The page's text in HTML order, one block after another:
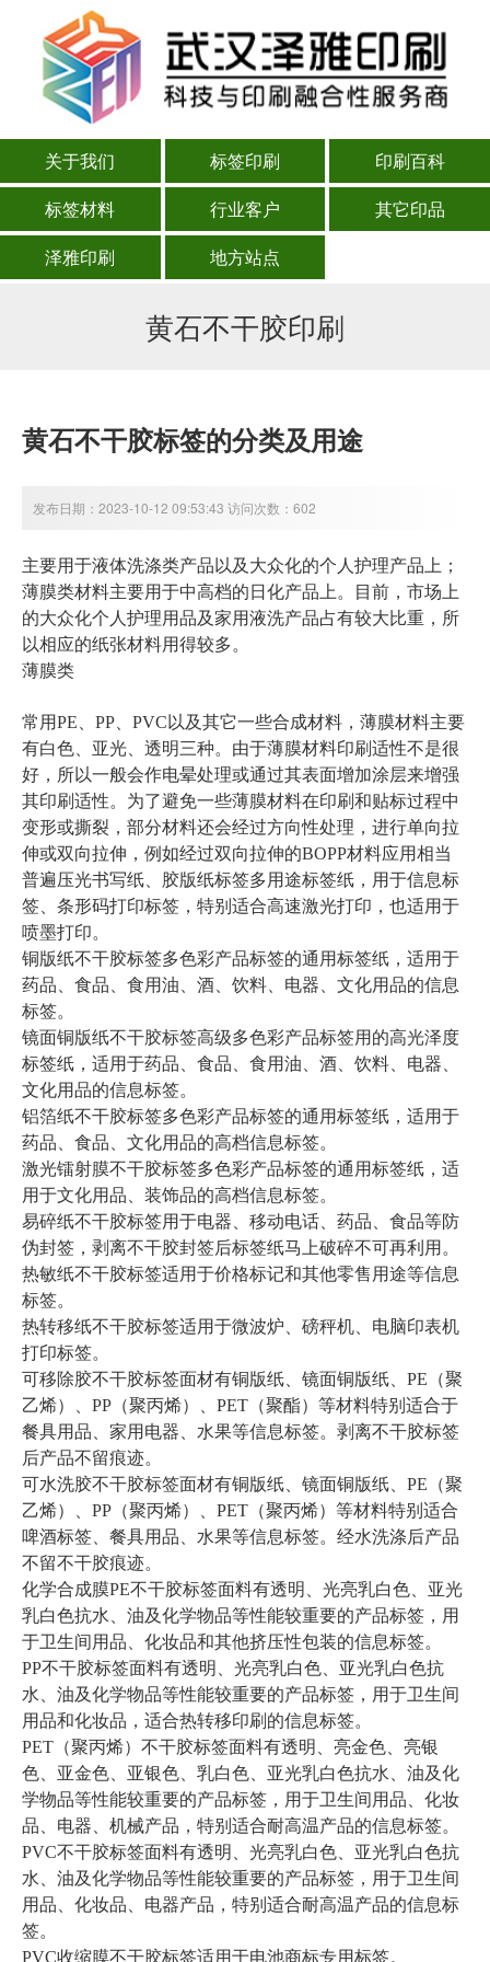
关于我们 标签印刷
印刷百科
标签材料
行业客户
其它印品
泽雅印刷
地方站点
黄石不干胶印刷
黄石不干胶标签的分类及用途
发布日期：2023-10-12 09:53:43 访问次数：602
主要用于液体洗涤类产品以及大众化的个人护理产品上；
薄膜类材料主要用于中高档的日化产品上。目前，市场上
的大众化个人护理用品及家用液洗产品占有较大比重，所
以相应的纸张材料用得较多。
薄膜类
常用PE、PP、PVC以及其它一些合成材料，薄膜材料主要
有白色、亚光、透明三种。由于薄膜材料印刷适性不是很
好，所以一般会作电晕处理或通过其表面增加涂层来增强
其印刷适性。为了避免一些薄膜材料在印刷和贴标过程中
变形或撕裂，部分材料还会经过方向性处理，进行单向拉
伸或双向拉伸，例如经过双向拉伸的BOPP材料应用相当
普遍压光书写纸、胶版纸标签多用途标签纸，用于信息标
签、条形码打印标签，特别适合高速激光打印，也适用于
喷墨打印。
铜版纸不干胶标签多色彩产品标签的通用标签纸，适用于
药品、食品、食用油、酒、饮料、电器、文化用品的信息
标签。
镜面铜版纸不干胶标签高级多色彩产品标签用的高光泽度
标签纸，适用于药品、食品、食用油、酒、饮料、电器、
文化用品的信息标签。
铝箔纸不干胶标签多色彩产品标签的通用标签纸，适用于
药品、食品、文化用品的高档信息标签。
激光镭射膜不干胶标签多色彩产品标签的通用标签纸，适
用于文化用品、装饰品的高档信息标签。
易碎纸不干胶标签用于电器、移动电话、药品、食品等防
伪封签，剥离不干胶封签后标签纸马上破碎不可再利用。
热敏纸不干胶标签适用于价格标记和其他零售用途等信息
标签。
热转移纸不干胶标签适用于微波炉、磅秤机、电脑印表机
打印标签。
可移除胶不干胶标签面材有铜版纸、镜面铜版纸、PE（聚
乙烯）、PP（聚丙烯）、PET（聚酯）等材料特别适合于
餐具用品、家用电器、水果等信息标签。剥离不干胶标签
后产品不留痕迹。
可水洗胶不干胶标签面材有铜版纸、镜面铜版纸、PE（聚
乙烯）、PP（聚丙烯）、PET（聚丙烯）等材料特别适合
啤酒标签、餐具用品、水果等信息标签。经水洗涤后产品
不留不干胶痕迹。
化学合成膜PE不干胶标签面料有透明、光亮乳白色、亚光
乳白色抗水、油及化学物品等性能较重要的产品标签，用
于卫生间用品、化妆品和其他挤压性包装的信息标签。
PP不干胶标签面料有透明、光亮乳白色、亚光乳白色抗
水、油及化学物品等性能较重要的产品标签，用于卫生间
用品和化妆品，适合热转移印刷的信息标签。
PET（聚丙烯）不干胶标签面料有透明、亮金色、亮银
色、亚金色、亚银色、乳白色、亚光乳白色抗水、油及化
学物品等性能较重要的产品标签，用于卫生间用品、化妆
品、电器、机械产品，特别适合耐高温产品的信息标签。
PVC不干胶标签面料有透明、光亮乳白色、亚光乳白色抗
水、油及化学物品等性能较重要的产品标签，用于卫生间
用品、化妆品、电器产品，特别适合耐高温产品的信息标
签。
PVC收缩膜不干胶标签适用于电池商标专用标签。